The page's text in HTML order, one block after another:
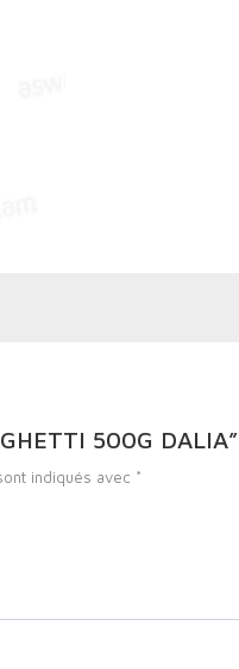
500G DALIA”
indiqués avec *